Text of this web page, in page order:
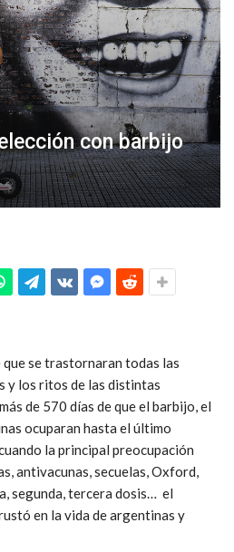
con barbijo
que se trastornaran todas las
y los ritos de las distintas
de 570 días de que el barbijo, el
ocuparan hasta el último
la principal preocupación
antivacunas, secuelas, Oxford,
segunda, tercera dosis… el
en la vida de argentinas y